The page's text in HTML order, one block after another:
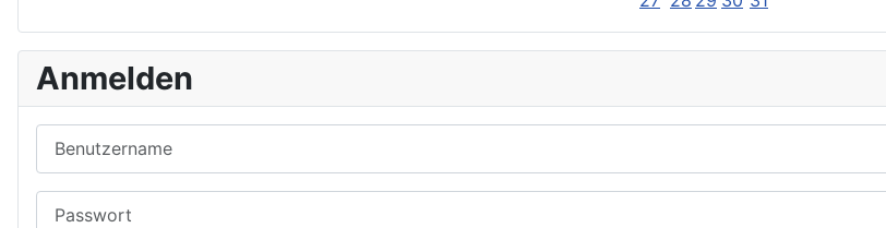
Anmelden